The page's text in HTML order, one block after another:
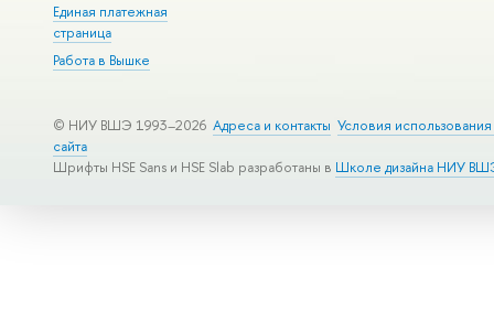
Единая платежная
страница
Работа в Вышке
© НИУ ВШЭ 1993–2026 Адреса и контакты Условия
сайта
Шрифты HSE Sans и HSE Slab разработаны в Школе дизайна НИУ